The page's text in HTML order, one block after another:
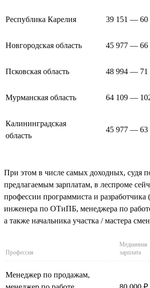
Республика Карелия 39 151 — 60
Новгородская область 45 977 — 66
Псковская область 48 994 — 71
Мурманская область 64 109 —
Калининградская
область
45 977 — 63
При этом в числе самых доходных, судя
предлагаемым зарплатам, в леспроме
профессии программиста и разработчика
инженера по ОТиПБ, менеджера по
а также начальника участка / мастера
Профессия
Медианная
зарплата
Менеджер по продажам,